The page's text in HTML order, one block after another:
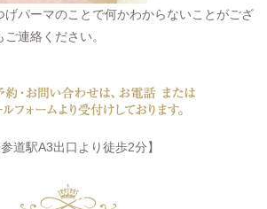
げパーマのことで何かわからないことがござ
連絡ください。
参道駅A3出口より徒歩2分】